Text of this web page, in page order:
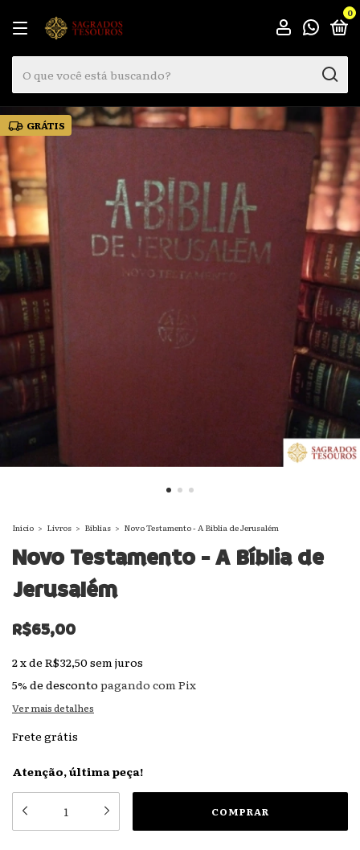
0
GRÁTIS
Início > Livros > Bíblias > Novo Testamento - A Bíblia de Jerusalém
Novo Testamento - A Bíblia de
Jerusalém
R$65,00
2xde R$32,50 sem juros
5% de desconto pagando com Pix
Ver mais detalhes
Frete grátis
Atenção, última peça!